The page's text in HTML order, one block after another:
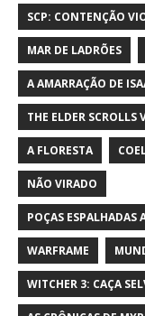
SCP: CONTENÇÃO
MAR DE LADRÕES
A AMARRAÇÃO DE
THE ELDER SCROLLS
A FLORESTA
NÃO VIRADO
POÇAS
WARFRAME
WITCHER 3: CAÇA